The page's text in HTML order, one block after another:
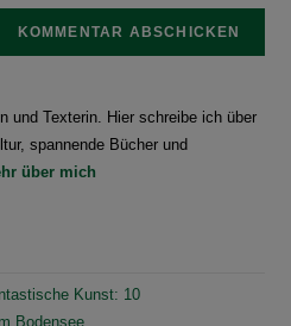
und Texterin. Hier schreibe ich über
spannende Bücher und
über mich
Kunst: 10
Bodensee